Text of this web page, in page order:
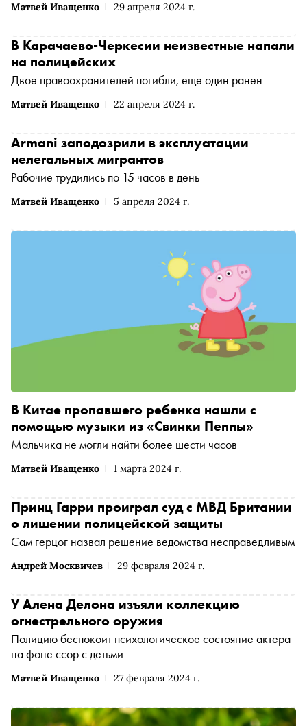
Матвей Иващенко 29 апреля 2024 г.
Матвей Иващенко 22 апреля 2024 г.
В Карачаево-Черкесии неизвестные напали
на полицейских
Двое правоохранителей погибли, еще один ранен
Матвей Иващенко 5 апреля 2024 г.
Armani заподозрили в эксплуатации
нелегальных мигрантов
Рабочие трудились по 15 часов в день
Матвей Иващенко 1 марта 2024 г.
В Китае пропавшего ребенка нашли с
помощью музыки из «Свинки Пеппы»
Мальчика не могли найти более шести часов
Андрей Москвичев 29 февраля 2024 г.
Принц Гарри проиграл суд с МВД Британии
о лишении полицейской защиты
Сам герцог назвал решение ведомства несправедливым
Матвей Иващенко 27 февраля 2024 г.
У Алена Делона изъяли коллекцию
огнестрельного оружия
Полицию беспокоит психологическое состояние актера
на фоне ссор с детьми